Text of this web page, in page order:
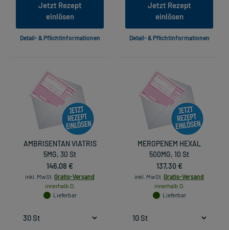
Jetzt Rezept
einlösen
Detail- & Pflichtinformationen
Jetzt Rezept
einlösen
Detail- & Pflichtinformationen
AMBRISENTAN VIATRIS
5MG, 30 St
146,08 €
inkl. MwSt. Gratis-Versand
innerhalb D.
Lieferbar
MEROPENEM HEXAL
500MG, 10 St
137,30 €
inkl. MwSt. Gratis-Versand
innerhalb D.
Lieferbar